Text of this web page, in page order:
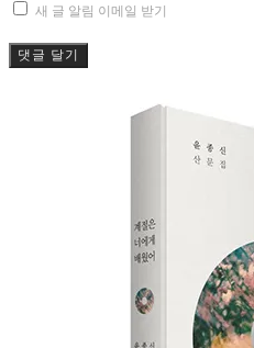
새 글 알림 이메일 받기